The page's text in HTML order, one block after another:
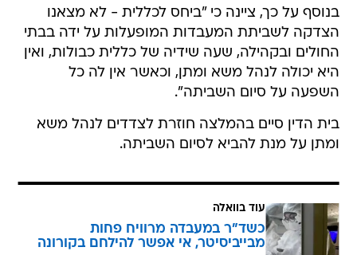
בנוסף על כך, ציינה כי "ביחס לכללית - לא מצאנו
הצדקה לשביתת המעבדות המופעלות על ידה בבתי
החולים ובקהילה, שעה שידיה של כללית כבולות, ואין
היא יכולה לנהל משא ומתן, וכאשר אין לה כל
השפעה על סיום השביתה".
בית הדין סיים בהמלצה חוזרת לצדדים לנהל משא
ומתן על מנת להביא לסיום השביתה.
עוד בוואלה
כשד"ר במעבדה מרוויח פחות
מבייביסיטר, אי אפשר להילחם בקורונה